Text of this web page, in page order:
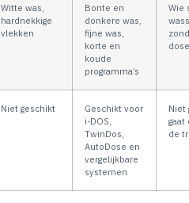
Witte was,
hardnekkige
vlekken
Bonte en
donkere was,
fijne was,
korte en
koude
programma’s
Wie
Niet geschikt
Geschikt voor
i-DOS,
TwinDos,
AutoDose en
vergelijkbare
systemen
Niet
gaat
de